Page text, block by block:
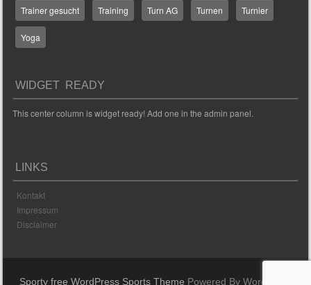
Trainer gesucht Training Turn AG Turnen Turnier
Yoga
WIDGET READY
This center column is widget ready! Add one in the admin panel.
LINKS
Kontakt
Impressum
Disclaimer
Sporty free WordPress Sports Theme Powered By WordPress